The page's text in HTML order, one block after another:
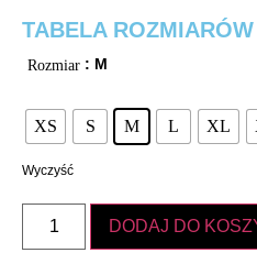
TABELA ROZMIARÓW
Rozmiar : M
XS S M L XL
Wyczyść
DODAJ DO